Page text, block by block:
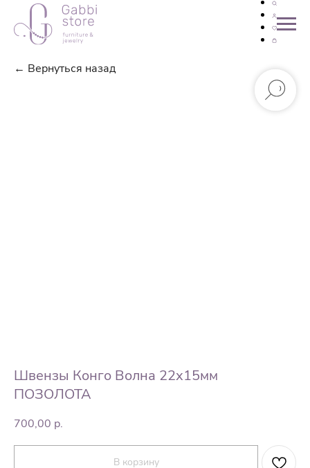
← Вернуться назад
Швензы Конго Волна 22х15мм
ПОЗОЛОТА
700,00 р.
В корзину